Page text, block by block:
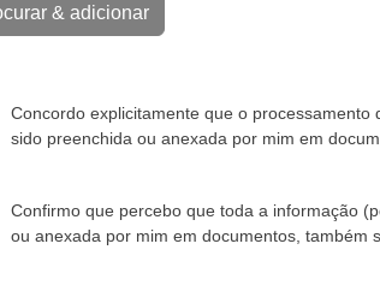
& adicionar
Concordo explicitamente que o
sido preenchida ou anexada por mim em
Confirmo que percebo que toda a informação
ou anexada por mim em documentos, também